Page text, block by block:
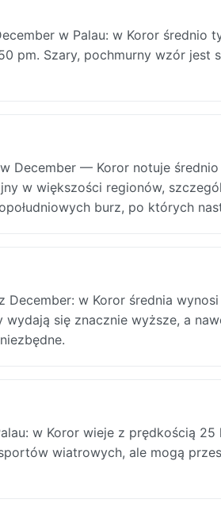
w Palau: w Koror średnio
pm. Szary, pochmurny wzór jest
December — Koror notuje
w większości regionów,
burz, po których
w Koror średnia
wydają się znacznie wyższe, a
w Koror wieje z prędkością 25
wiatrowych, ale mogą